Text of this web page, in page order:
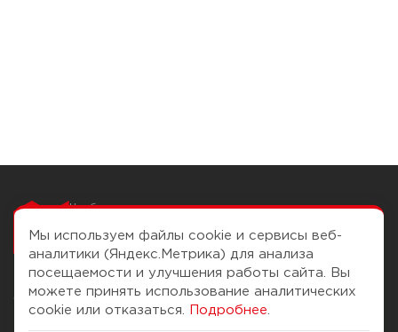
Чтобы вам легко
О компании Помощь
Мы используем файлы cookie и сервисы веб-
аналитики (Яндекс.Метрика) для анализа
посещаемости и улучшения работы сайта. Вы
можете принять использование аналитических
cookie или отказаться.
Подробнее